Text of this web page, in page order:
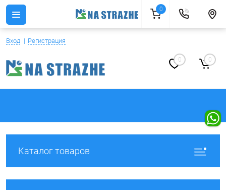
Вход Регистрация
0 0
Каталог товаров
0